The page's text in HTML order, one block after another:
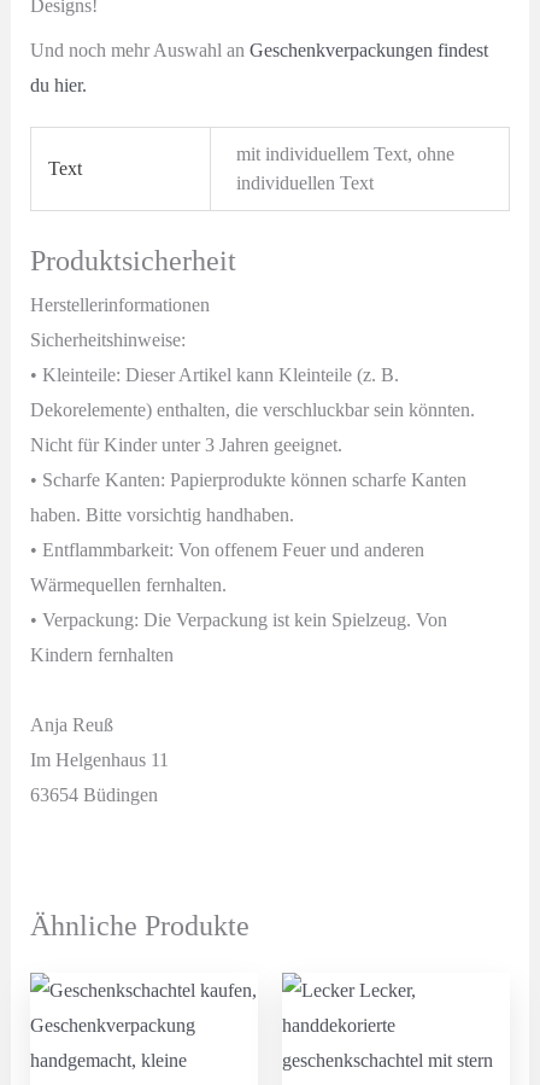
Designs!
Und noch mehr Auswahl an Geschenkverpackungen findest
du hier.
Text
mit individuellem Text, ohne
individuellen Text
Produktsicherheit
Herstellerinformationen
Sicherheitshinweise:
• Kleinteile: Dieser Artikel kann Kleinteile (z. B.
Dekorelemente) enthalten, die verschluckbar sein könnten.
Nicht für Kinder unter 3 Jahren geeignet.
• Scharfe Kanten: Papierprodukte können scharfe Kanten
haben. Bitte vorsichtig handhaben.
• Entflammbarkeit: Von offenem Feuer und anderen
Wärmequellen fernhalten.
• Verpackung: Die Verpackung ist kein Spielzeug. Von
Kindern fernhalten
Anja Reuß
Im Helgenhaus 11
63654 Büdingen
Ähnliche Produkte